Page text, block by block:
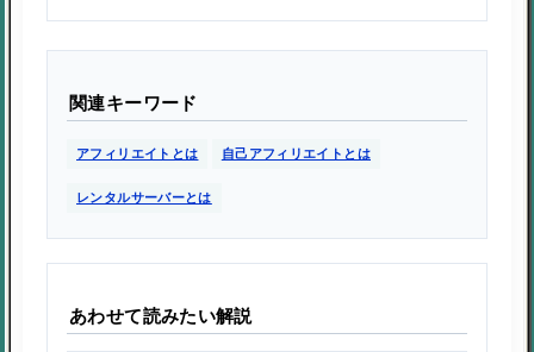
関連キーワード
アフィリエイトとは 自己アフィリエイトとは
レンタルサーバーとは
あわせて読みたい解説